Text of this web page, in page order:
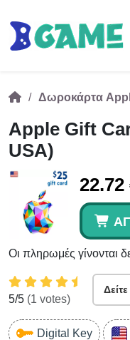
Δωροκάρτα
Apple Gift
USA)
22.72
Οι πληρωμές γίνονται
5/5 (1 votes)
Digital Key